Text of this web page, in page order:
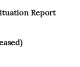
Report